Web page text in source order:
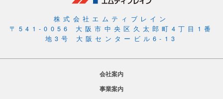
株式会社エムティブレイン
〒541-0056 大阪市中央区久太郎町4丁目1番
地3号 大阪センタービル6-13
会社案内
事業案内